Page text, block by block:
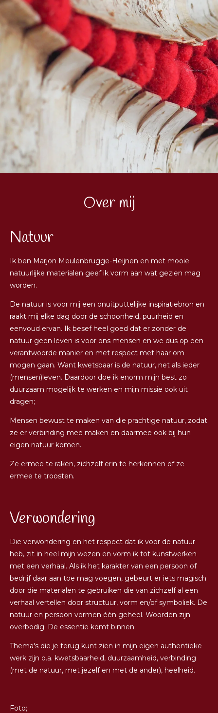
Over mij
Natuur
Ik ben Marjon Meulenbrugge-Heijnen en met mooie
natuurlijke materialen geef ik vorm aan wat gezien mag
worden.
De natuur is voor mij een onuitputtelijke inspiratiebron en
raakt mij elke dag door de schoonheid, puurheid en
eenvoud ervan. Ik besef heel goed dat er zonder de
natuur geen leven is voor ons mensen en we dus op een
verantwoorde manier en met respect met haar om
mogen gaan. Want kwetsbaar is de natuur, net als ieder
(mensen)leven. Daardoor doe ik enorm mijn best zo
duurzaam mogelijk te werken en mijn missie ook uit
dragen;
Mensen bewust te maken van die prachtige natuur, zodat
ze er verbinding mee maken en daarmee ook bij hun
eigen natuur komen.
Ze ermee te raken, zichzelf erin te herkennen of ze
ermee te troosten.
Verwondering
Die verwondering en het respect dat ik voor de natuur
heb, zit in heel mijn wezen en vorm ik tot kunstwerken
met een verhaal. Als ik het karakter van een persoon of
bedrijf daar aan toe mag voegen, gebeurt er iets magisch
door die materialen te gebruiken die van zichzelf al een
verhaal vertellen door structuur, vorm en/of symboliek. De
natuur en persoon vormen één geheel. Woorden zijn
overbodig. De essentie komt binnen.
Thema's die je terug kunt zien in mijn eigen authentieke
werk zijn o.a. kwetsbaarheid, duurzaamheid, verbinding
(met de natuur, met jezelf en met de ander), heelheid.
Foto;